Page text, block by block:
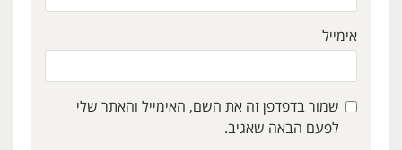
אימייל
שמור בדפדפן זה את השם, האימייל והאתר שלי
לפעם הבאה שאגיב.